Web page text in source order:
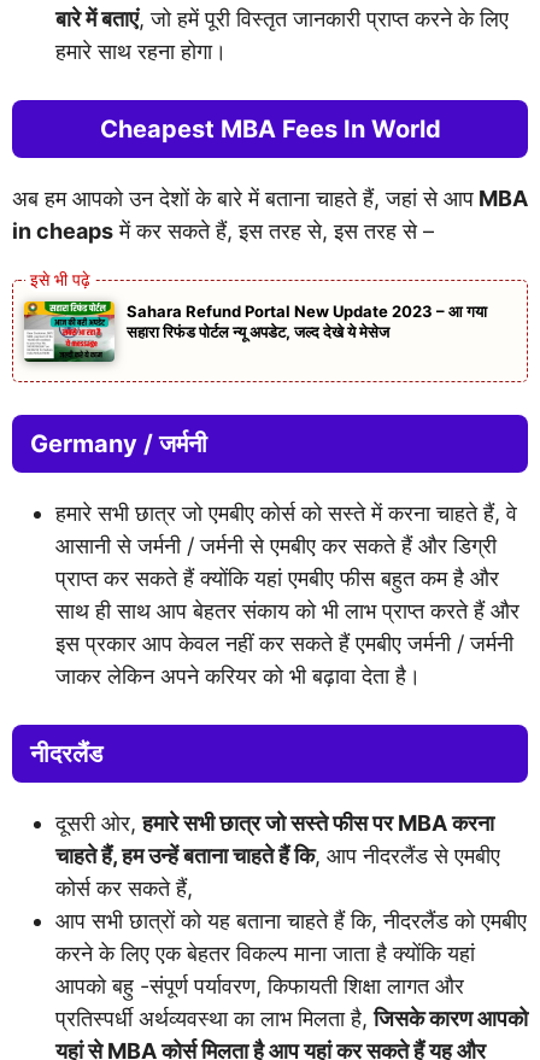
बारे में बताएं, जो हमें पूरी विस्तृत जानकारी प्राप्त करने के लिए
हमारे साथ रहना होगा।
Cheapest MBA Fees In World
अब हम आपको उन देशों के बारे में बताना चाहते हैं, जहां से आप MBA
in cheapsमें कर सकते हैं, इस तरह से, इस तरह से –
Sahara Refund Portal New Update 2023 – आ गया
सहारा रिफंड पोर्टल न्यू अपडेट, जल्द देखे ये मेसेज
Germany / जर्मनी
हमारे सभी छात्र जो एमबीए कोर्स को सस्ते में करना चाहते हैं, वे
आसानी से जर्मनी / जर्मनी से एमबीए कर सकते हैं और डिग्री
प्राप्त कर सकते हैं क्योंकि यहां एमबीए फीस बहुत कम है और
साथ ही साथ आप बेहतर संकाय को भी लाभ प्राप्त करते हैं और
इस प्रकार आप केवल नहीं कर सकते हैं एमबीए जर्मनी / जर्मनी
जाकर लेकिन अपने करियर को भी बढ़ावा देता है।
नीदरलैंड
दूसरी ओर,हमारे सभी छात्र जो सस्ते फीस पर MBA करना
चाहते हैं, हम उन्हें बताना चाहते हैं कि, आप नीदरलैंड से एमबीए
कोर्स कर सकते हैं,
आप सभी छात्रों को यह बताना चाहते हैं कि, नीदरलैंड को एमबीए
करने के लिए एक बेहतर विकल्प माना जाता है क्योंकि यहां
आपको बहु -संपूर्ण पर्यावरण, किफायती शिक्षा लागत और
प्रतिस्पर्धी अर्थव्यवस्था का लाभ मिलता है,जिसके कारण आपको
यहां से MBA कोर्स मिलता है आप यहां कर सकते हैं यह और